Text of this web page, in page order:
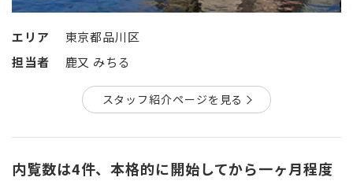
エリア
東京都品川区
担当者
鹿又 みちる
スタッフ紹介ページを見る
内覧数は4件、本格的に開始してから一ヶ月程度